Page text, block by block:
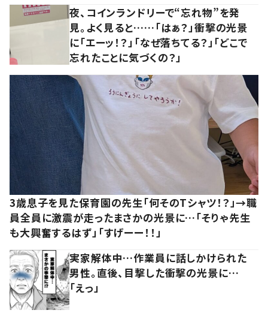
夜、コインランドリーで“忘れ物”を発
見。よく見ると……「はぁ？」衝撃の光景
に「エーッ！？」「なぜ落ちてる？」「どこで
忘れたことに気づくの？」
3歳息子を見た保育園の先生「何そのTシャツ！？」→職
員全員に激震が走ったまさかの光景に…「そりゃ先生
も大興奮するはず」「すげーー！！」
実家解体中…作業員に話しかけられた
男性。直後、目撃した衝撃の光景に…
「えっ」